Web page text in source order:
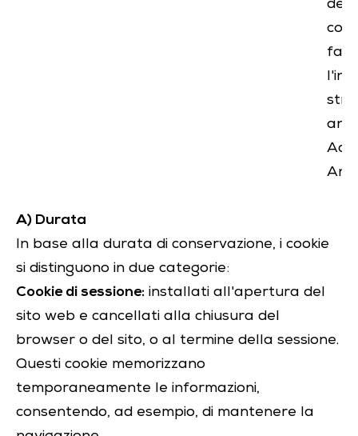
del
A) Durata
In base alla durata di conservazione, i cookie
si distinguono in due categorie:
Cookie di sessione: installati all'apertura del
sito web e cancellati alla chiusura del
browser o del sito, o al termine della sessione.
Questi cookie memorizzano
temporaneamente le informazioni,
consentendo, ad esempio, di mantenere la